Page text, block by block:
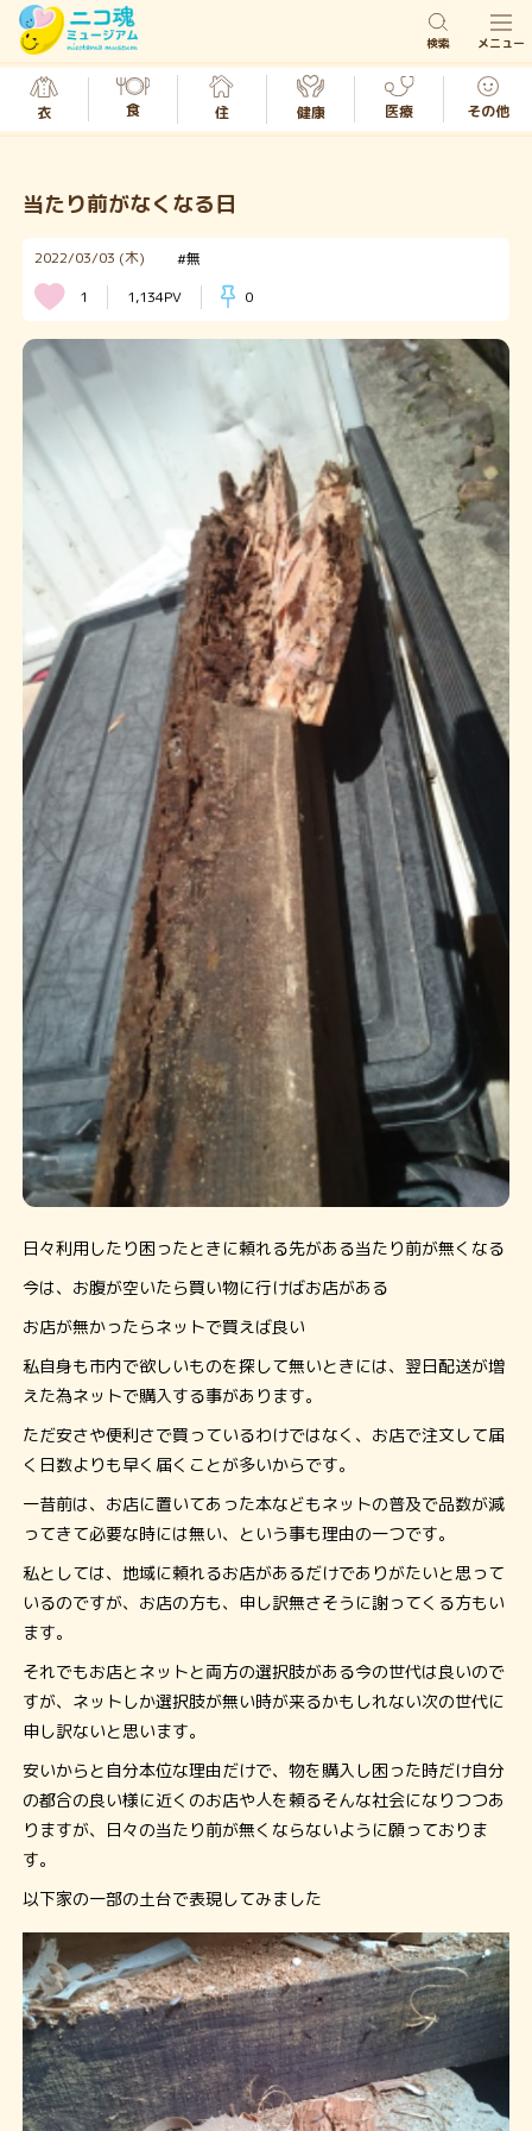
検索 メニュー
衣 食 住 健康 医療 その他
当たり前がなくなる日
2022/03/03 (木)
#無
1
1,134PV 0
日々利用したり困ったときに頼れる先がある当たり前が無くなる
今は、お腹が空いたら買い物に行けばお店がある
お店が無かったらネットで買えば良い
私自身も市内で欲しいものを探して無いときには、翌日配送が増
えた為ネットで購入する事があります。
ただ安さや便利さで買っているわけではなく、お店で注文して届
く日数よりも早く届くことが多いからです。
一昔前は、お店に置いてあった本などもネットの普及で品数が減
ってきて必要な時には無い、という事も理由の一つです。
私としては、地域に頼れるお店があるだけでありがたいと思って
いるのですが、お店の方も、申し訳無さそうに謝ってくる方もい
ます。
それでもお店とネットと両方の選択肢がある今の世代は良いので
すが、ネットしか選択肢が無い時が来るかもしれない次の世代に
申し訳ないと思います。
安いからと自分本位な理由だけで、物を購入し困った時だけ自分
の都合の良い様に近くのお店や人を頼るそんな社会になりつつあ
りますが、日々の当たり前が無くならないように願っておりま
す。
以下家の一部の土台で表現してみました